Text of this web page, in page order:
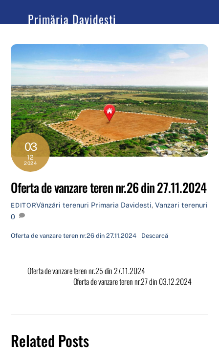
Primăria Davidești
03
12
2024
Oferta de vanzare teren nr.26 din 27.11.2024
EDITORVânzări terenuri Primaria Davidesti,Vanzari terenuri
0
Oferta de vanzare teren nr.26 din 27.11.2024 Descarcă
Oferta de vanzare teren nr.25 din 27.11.2024
Oferta de vanzare teren nr.27 din 03.12.2024
Related Posts